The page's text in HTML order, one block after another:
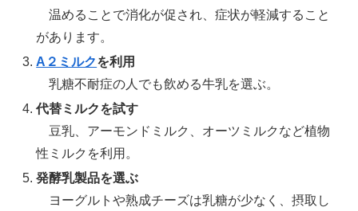
温めることで消化が促され、症状が軽減すること
があります。
A２ミルクを利用
乳糖不耐症の人でも飲める牛乳を選ぶ。
代替ミルクを試す
豆乳、アーモンドミルク、オーツミルクなど植物
性ミルクを利用。
発酵乳製品を選ぶ
ヨーグルトや熟成チーズは乳糖が少なく、摂取し